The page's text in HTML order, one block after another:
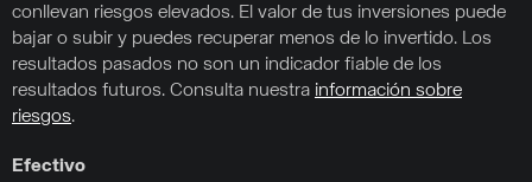
conllevan riesgos elevados. El valor de tus inversiones puede
bajar o subir y puedes recuperar menos de lo invertido. Los
resultados pasados no son un indicador fiable de los
resultados futuros. Consulta nuestra información sobre
riesgos.
Efectivo